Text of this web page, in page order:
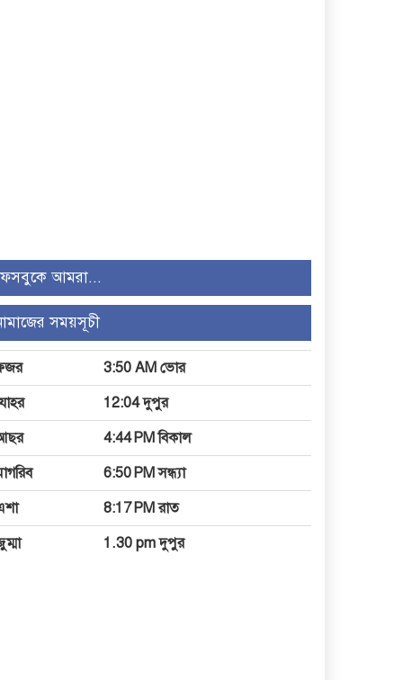
আমরা...
সময়সূচী
3:50 AM ভোর
12:04 দুপুর
4:44 PM বিকাল
6:50 PM সন্ধ্যা
8:17 PM রাত
1.30 pm দুপুর